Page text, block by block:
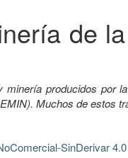
de
producidos por
Muchos de estos
SinDerivar